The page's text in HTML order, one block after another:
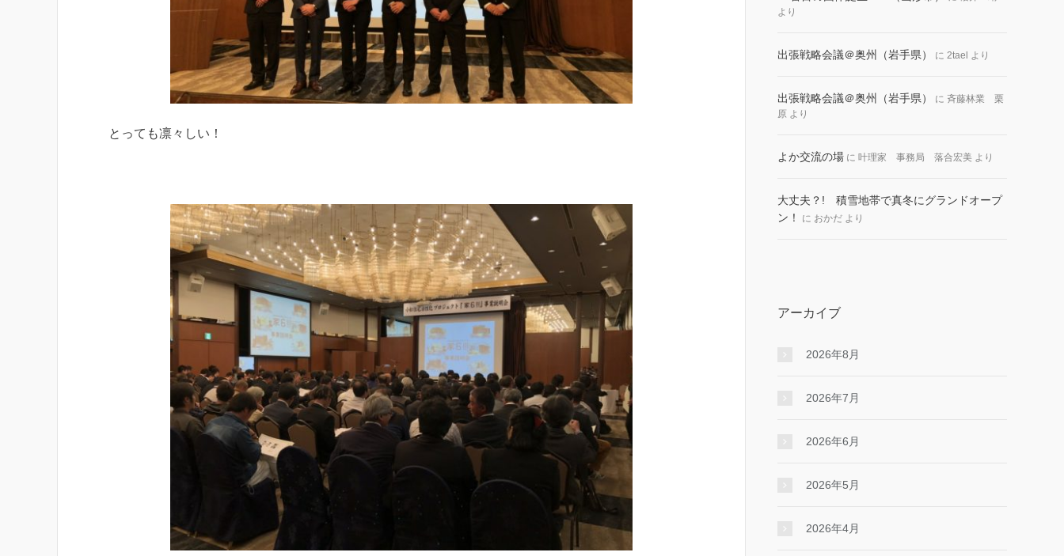
とっても凛々しい！
より
出張戦略会議＠奥州（岩手県） に 2tael より
出張戦略会議＠奥州（岩手県） に 斉藤林業 栗
原 より
よか交流の場 に 叶理家 事務局 落合宏美 より
大丈夫？! 積雪地帯で真冬にグランドオープ
ン！
に おかだ より
アーカイブ
2026年8月
2026年7月
2026年6月
2026年5月
2026年4月